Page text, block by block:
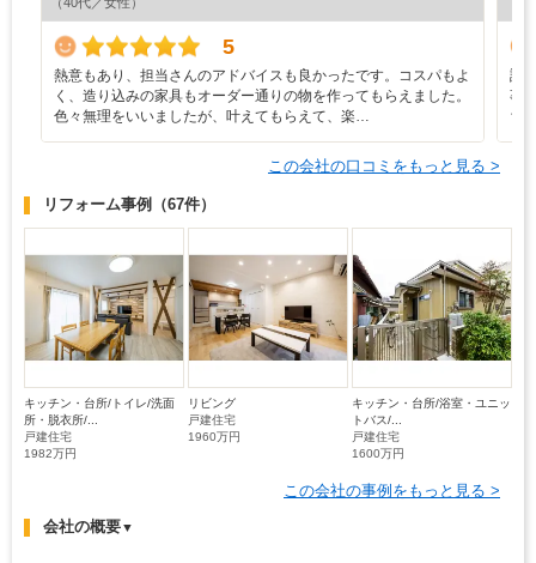
（40代／女性）
5
熱意もあり、担当さんのアドバイスも良かったです。コスパもよ
く、造り込みの家具もオーダー通りの物を作ってもらえました。
色々無理をいいましたが、叶えてもらえて、楽…
設
事
ち
この会社の口コミをもっと見る >
リフォーム事例 （67件）
キッチン・台所/トイレ/洗面
所・脱衣所/...
戸建住宅
1982万円
リビング
戸建住宅
1960万円
キッチン・台所/浴室・ユニッ
トバス/...
戸建住宅
1600万円
この会社の事例をもっと見る >
会社の概要▼